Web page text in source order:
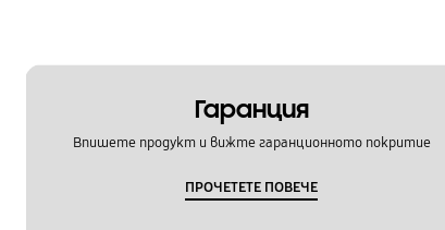
Температура
Гаранция
Впишете продукт и вижте гаранционното покритие
ПРОЧЕТЕТЕ ПОВЕЧЕ